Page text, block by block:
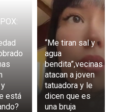
está
“Me tiran sal y
agua
bendita”,vecinas
atacan a joven
tatuadora y le
dicen que es
una bruja